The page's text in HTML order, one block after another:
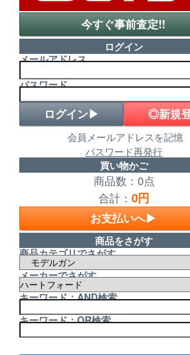
今すぐ事前査定!!
ログイン
メールアドレス
パスワード
◎新規
会員メールアドレスを記憶
パスワード再発行
買い物かご
商品数：0点
合計： 0円
お支払いへ▶
商品をさがす
商品カテゴリでさがす
メーカーでさがす
キーワード：AND検索
キーワード：OR検索